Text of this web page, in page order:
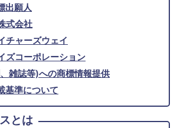
出願人
式会社
チャーズウェイ
ズコーポレーション
雑誌等)への商標情報提供
基準について
とは